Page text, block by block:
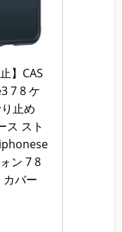
】CAS
7 8 ケ
止め
ス スト
ン 7 8
カバー